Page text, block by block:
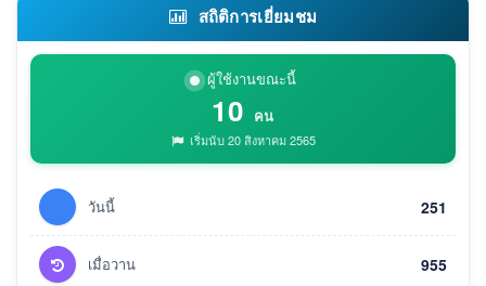
สถิติการเยี่ยมชม
ผู้ใช้งานขณะนี้
10 คน
เริ่มนับ 20 สิงหาคม 2565
วันนี้ 251
เมื่อวาน 955